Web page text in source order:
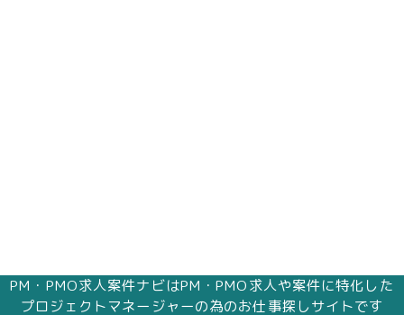
PM・PMO求人案件ナビはPM・PMO求人や案件に特化した
プロジェクトマネージャーの為のお仕事探しサイトです